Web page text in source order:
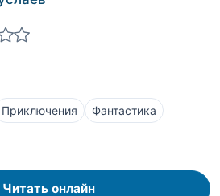
Приключения
Фантастика
Читать онлайн